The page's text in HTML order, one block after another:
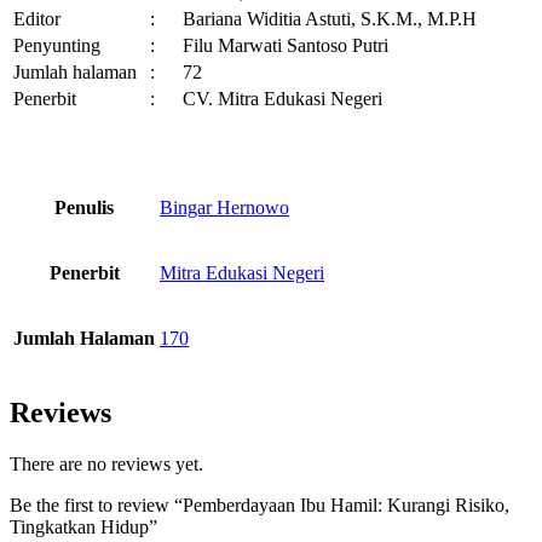
Editor
:
Bariana Widitia Astuti, S.K.M., M.P.H
Penyunting
:
Filu Marwati Santoso Putri
Jumlah halaman
:
72
Penerbit
: CV. Mitra Edukasi Negeri
Penulis Bingar Hernowo
Penerbit Mitra Edukasi Negeri
Jumlah Halaman 170
Reviews
There are no reviews yet.
Be the first to review “Pemberdayaan Ibu Hamil: Kurangi Risiko,
Tingkatkan Hidup”